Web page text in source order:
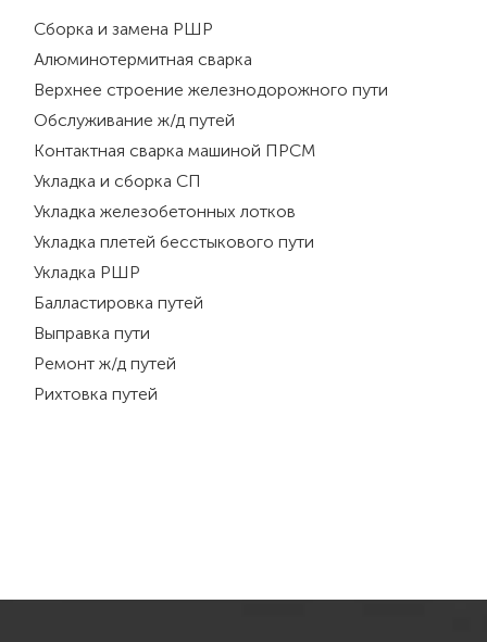
Сборка и замена РШР
Алюминотермитная сварка
Верхнее строение железнодорожного пути
Обслуживание ж/д путей
Контактная сварка машиной ПРСМ
Укладка и сборка СП
Укладка железобетонных лотков
Укладка плетей бесстыкового пути
Укладка РШР
Балластировка путей
Выправка пути
Ремонт ж/д путей
Рихтовка путей